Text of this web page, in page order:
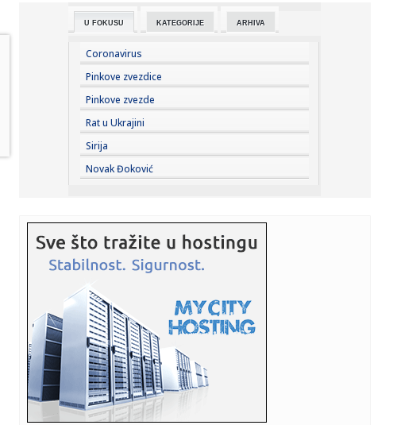
17:27:
Mislila da je srela Vučića, a onda iznela bizarnu teoriju:
17:27:Francuska ponovo strepi od vatrenog pakla! Upaljen
crveni alarm, ...
17:24:Nemačke pokrajine ukidaju zabranu vožnje kamiona
nedeljom zbog ...
17:23:Niš slavi Svetog Pantelejmona: Slava gradske opštine koja
nosi ...
17:20: "Heroin i kokain" – objašnjena tragedija i smrt NBA igrača
17:20:
17:19:Kumulativna prodaja BMW-a Serije 3 u Kini premašila 2
miliona je...
17:18:Raketa pogodila tanker u Ormuskom moreuzu
17:13:Svet srlja u novi rat?; Primirje pred potpunim krahom
U FOKUSU KATEGORIJE ARHIVA
Coronavirus
Pinkove zvezdice
Pinkove zvezde
Rat u Ukrajini
Sirija
Novak Đoković